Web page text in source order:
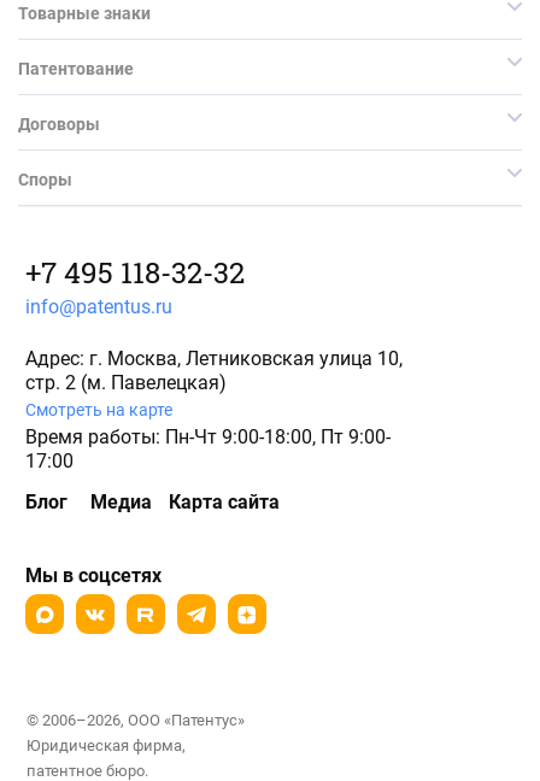
Товарные знаки
Патентование
Договоры
Споры
+7 495 118-32-32
info@patentus.ru
Адрес: г. Москва, Летниковская улица 10,
стр. 2 (м. Павелецкая)
Смотреть на карте
Время работы: Пн-Чт 9:00-18:00, Пт 9:00-
17:00
Блог
Медиа Карта сайта
Мы в соцсетях
© 2006–2026, ООО «Патентус»
Юридическая фирма,
патентное бюро.